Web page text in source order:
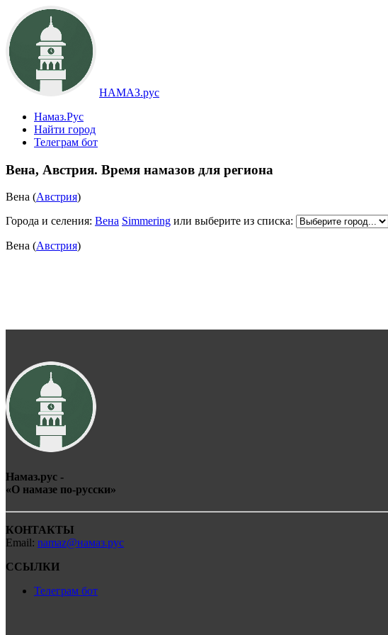
НАМАЗ.рус
Намаз.Рус
Найти город
Телеграм бот
Вена, Австрия. Время намазов для региона
Вена (Австрия)
Города и селения: Вена Simmering или выберите из списка:
Вена (Австрия)
Намаз.рус -
«О намазе по-русски»
КОНТАКТЫ
Email: namaz@намаз.рус
ССЫЛКИ
Телеграм бот